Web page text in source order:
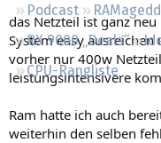
Podcast
RX 9000 „Deals“
CPU-Rangliste
das Netzteil ist ganz
System easy
vorher nur 400w
leistungsintensivere
Ram hatte ich auch
weiterhin den selben